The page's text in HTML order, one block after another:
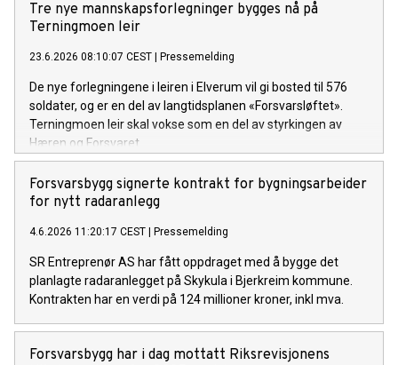
Tre nye mannskapsforlegninger bygges nå på
Terningmoen leir
23.6.2026 08:10:07 CEST Pressemelding
De nye forlegningene i leiren i Elverum vil gi bosted til 576
soldater, og er en del av langtidsplanen «Forsvarsløftet».
Terningmoen leir skal vokse som en del av styrkingen av
Hæren og Forsvaret.
Forsvarsbygg signerte kontrakt for bygningsarbeider
for nytt radaranlegg
4.6.2026 11:20:17 CEST Pressemelding
SR Entreprenør AS har fått oppdraget med å bygge det
planlagte radaranlegget på Skykula i Bjerkreim kommune.
Kontrakten har en verdi på 124 millioner kroner, inkl mva.
Forsvarsbygg har i dag mottatt Riksrevisjonens